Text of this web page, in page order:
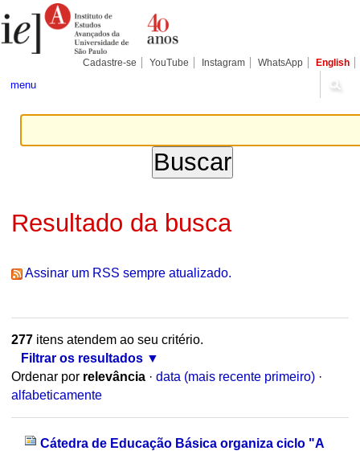
para
conteúdo.
Pessoais
Cadastre-se YouTube Instagram WhatsApp English
menu
Resultado da busca
Assinar um RSS sempre atualizado.
277itens atendem ao seu critério.
Filtrar os resultados
Ordenar por relevância · data (mais recente primeiro) ·
alfabeticamente
Cátedra de Educação Básica organiza ciclo "A